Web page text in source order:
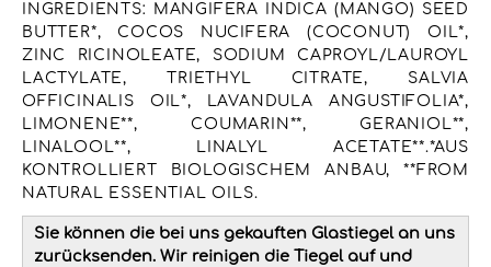
INGREDIENTS: MANGIFERA INDICA (MANGO) SEED
BUTTER*, COCOS NUCIFERA (COCONUT) OIL*,
ZINC RICINOLEATE, SODIUM CAPROYL/LAUROYL
LACTYLATE, TRIETHYL CITRATE, SALVIA
OFFICINALIS OIL*, LAVANDULA ANGUSTIFOLIA*,
LIMONENE**, COUMARIN**, GERANIOL**,
LINALOOL**, LINALYL ACETATE**.*AUS
KONTROLLIERT BIOLOGISCHEM ANBAU, **FROM
NATURAL ESSENTIAL OILS.
Sie können die bei uns gekauften Glastiegel an uns
zurücksenden. Wir reinigen die Tiegel auf und